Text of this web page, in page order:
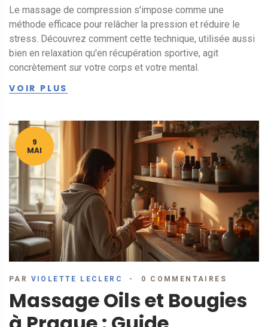
Le massage de compression s'impose comme une
méthode efficace pour relâcher la pression et réduire le
stress. Découvrez comment cette technique, utilisée aussi
bien en relaxation qu'en récupération sportive, agit
concrètement sur votre corps et votre mental.
VOIR PLUS
9
MAI
PAR VIOLETTE LECLERC 0 COMMENTAIRES
Massage Oils et Bougies